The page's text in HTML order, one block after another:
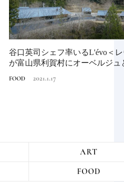
谷口英司シェフ率いるL'évo＜レ
が富山県利賀村にオーベルジュ
FOOD 2021.1.17
ART
FOOD